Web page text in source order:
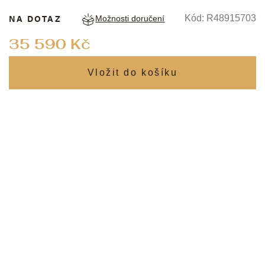
35 590 Kč
NA DOTAZ Možnosti doručení Kód: R48915703